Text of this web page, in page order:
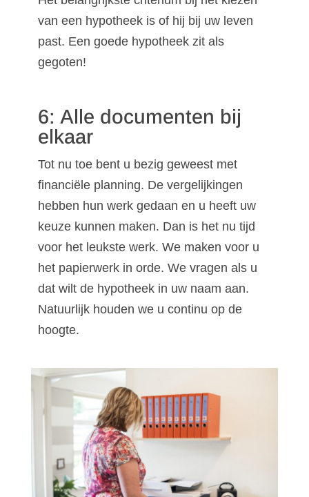
van een hypotheek is of hij bij uw leven
past. Een goede hypotheek zit als
gegoten!
6: Alle documenten bij
elkaar
Tot nu toe bent u bezig geweest met
financiële planning. De vergelijkingen
hebben hun werk gedaan en u heeft uw
keuze kunnen maken. Dan is het nu tijd
voor het leukste werk. We maken voor u
het papierwerk in orde. We vragen als u
dat wilt de hypotheek in uw naam aan.
Natuurlijk houden we u continu op de
hoogte.